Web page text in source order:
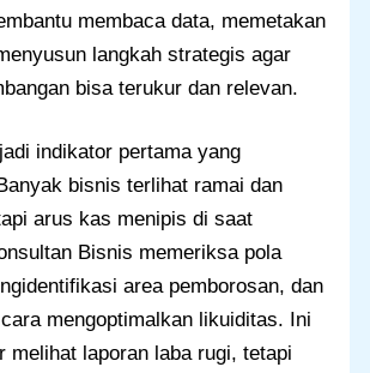
membaca data, memetakan
langkah strategis agar
bisa terukur dan relevan.
indikator pertama yang
bisnis terlihat ramai dan
arus kas menipis di saat
Bisnis memeriksa pola
area pemborosan, dan
mengoptimalkan likuiditas. Ini
melihat laporan laba rugi, tetapi